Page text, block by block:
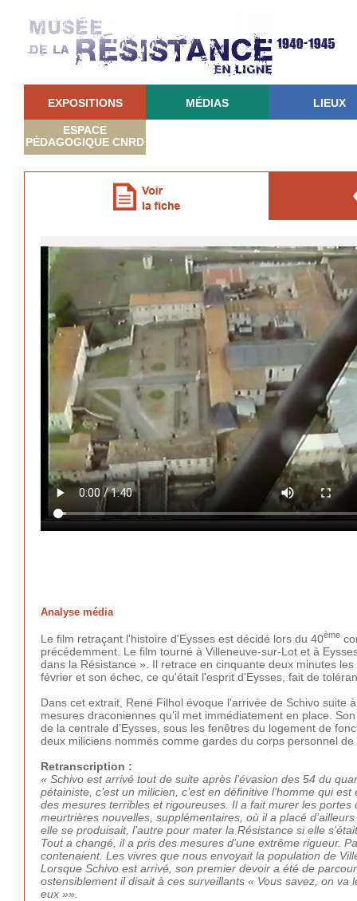
EXPOSITIONS MÉDIAS LIEUX
ESPACE
PÉDAGOGIQUE CNRD
Analyse média
Le film retraçant l'histoire d'Eysses est décidé lors du 40ème
précédemment. Le film tourné à Villeneuve-sur-Lot et à
dans la Résistance ». Il retrace en cinquante deux minutes
février et son échec, ce qu'était l'esprit d'Eysses, fait de
Dans cet extrait, René Filhol évoque l’arrivée de Schivo
mesures draconiennes qu’il met immédiatement en place.
de la centrale d’Eysses, sous les fenêtres du logement de
deux miliciens nommés comme gardes du corps personnel de
Retranscription :
« Schivo est arrivé tout de suite après l’évasion des 54 du
pétainiste, c’est un milicien, c’est en définitive l’homme qui
des mesures terribles et rigoureuses. Il a fait murer les
meurtrières nouvelles, supplémentaires, où il a placé
elle se produisait, l’autre pour mater la Résistance si elle
Tout a changé, il a pris des mesures d’une extrême rigueur.
contenaient. Les vivres que nous envoyait la population de
Lorsque Schivo est arrivé, son premier devoir a été de
ostensiblement il disait à ces surveillants « Vous savez, on va
eux »»